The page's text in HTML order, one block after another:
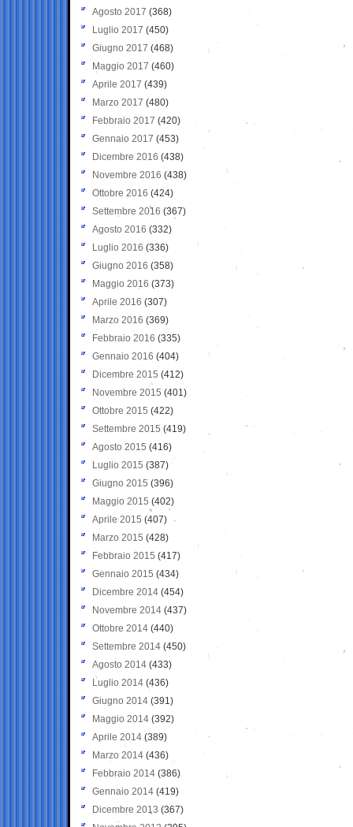
Agosto 2017 (368)
Luglio 2017 (450)
Giugno 2017 (468)
Maggio 2017 (460)
Aprile 2017 (439)
Marzo 2017 (480)
Febbraio 2017 (420)
Gennaio 2017 (453)
Dicembre 2016 (438)
Novembre 2016 (438)
Ottobre 2016 (424)
Settembre 2016 (367)
Agosto 2016 (332)
Luglio 2016 (336)
Giugno 2016 (358)
Maggio 2016 (373)
Aprile 2016 (307)
Marzo 2016 (369)
Febbraio 2016 (335)
Gennaio 2016 (404)
Dicembre 2015 (412)
Novembre 2015 (401)
Ottobre 2015 (422)
Settembre 2015 (419)
Agosto 2015 (416)
Luglio 2015 (387)
Giugno 2015 (396)
Maggio 2015 (402)
Aprile 2015 (407)
Marzo 2015 (428)
Febbraio 2015 (417)
Gennaio 2015 (434)
Dicembre 2014 (454)
Novembre 2014 (437)
Ottobre 2014 (440)
Settembre 2014 (450)
Agosto 2014 (433)
Luglio 2014 (436)
Giugno 2014 (391)
Maggio 2014 (392)
Aprile 2014 (389)
Marzo 2014 (436)
Febbraio 2014 (386)
Gennaio 2014 (419)
Dicembre 2013 (367)